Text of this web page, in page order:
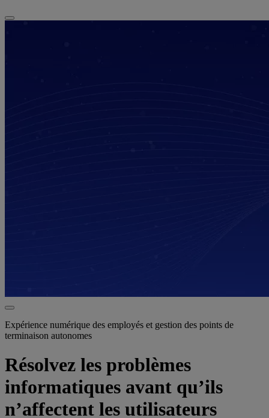
Expérience numérique des employés et gestion des points de
terminaison autonomes
Résolvez les problèmes
informatiques avant qu’ils
n’affectent les utilisateurs